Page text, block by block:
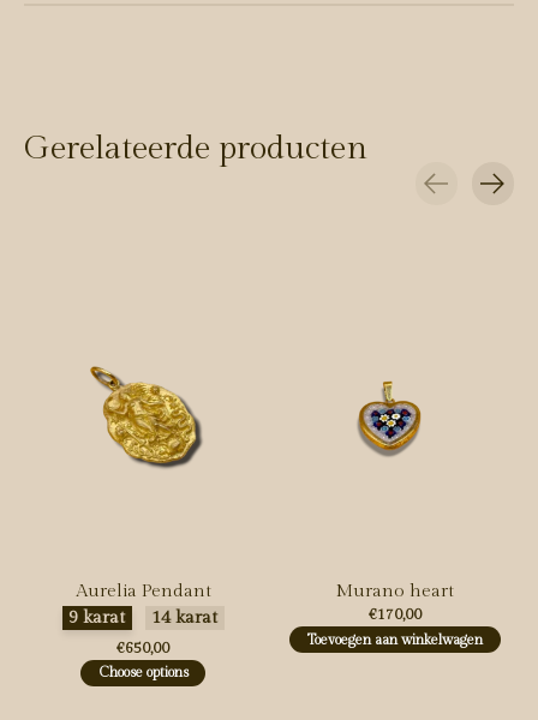
Gerelateerde producten
Aurelia Pendant
Maak een keuze:
9 karat 14 karat
€650,00
Choose options
Murano heart
€170,00
Toevoegen aan winkelwagen